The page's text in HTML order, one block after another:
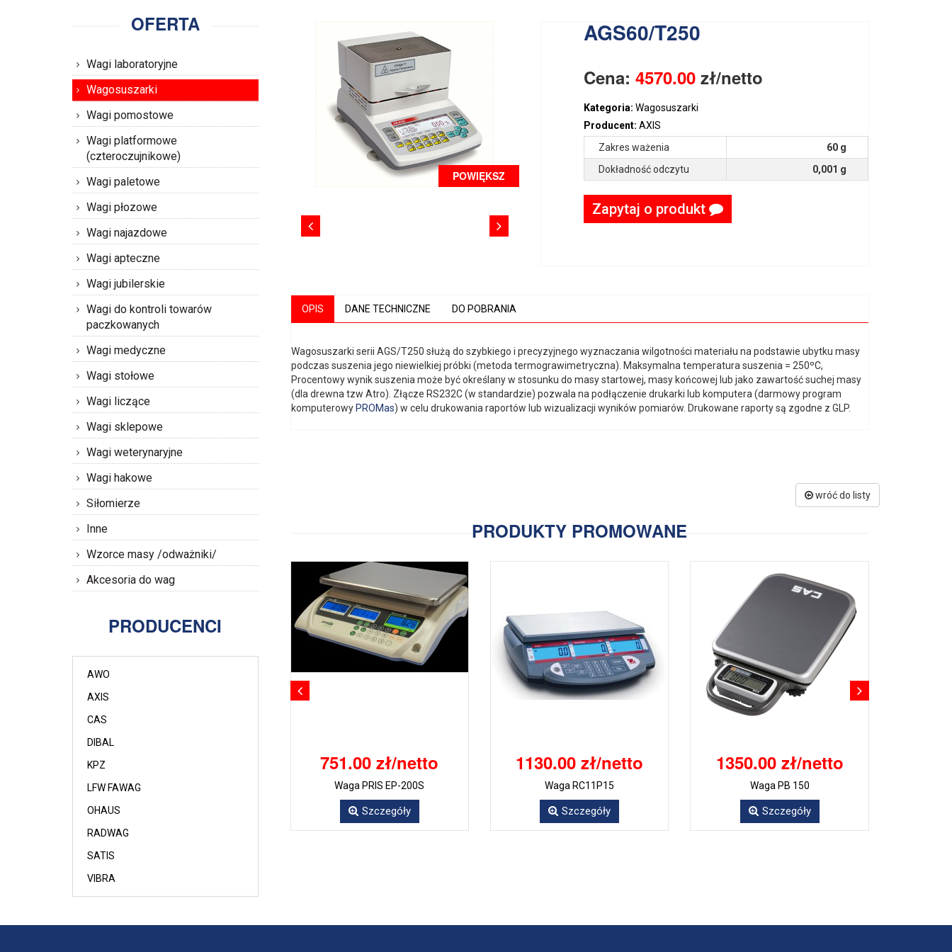
OFERTA
Wagi laboratoryjne
Wagosuszarki
Wagi pomostowe
Wagi platformowe
(czteroczujnikowe)
Wagi paletowe
Wagi płozowe
Wagi najazdowe
Wagi apteczne
Wagi jubilerskie
Wagi do kontroli towarów
paczkowanych
Wagi medyczne
Wagi stołowe
Wagi liczące
Wagi sklepowe
Wagi weterynaryjne
Wagi hakowe
Siłomierze
Inne
Wzorce masy /odważniki/
Akcesoria do wag
PRODUCENCI
AWO
AXIS
CAS
DIBAL
KPZ
LFW FAWAG
OHAUS
RADWAG
SATIS
VIBRA
POWIĘKSZ
AGS60/T250
Cena: 4570.00zł/netto
Kategoria: Wagosuszarki
Producent: AXIS
Zakres ważenia
60 g
Dokładność odczytu
0,001 g
Zapytaj o produkt
OPIS DANE TECHNICZNE DO POBRANIA
Wagosuszarki serii AGS/T250 służą do szybkiego i precyzyjnego wyznaczania wilgotności materiału na podstawie ubytku masy
podczas suszenia jego niewielkiej próbki (metoda termograwimetryczna). Maksymalna temperatura suszenia = 250ºC,
Procentowy wynik suszenia może być określany w stosunku do masy startowej, masy końcowej lub jako zawartość suchej masy
(dla drewna tzw Atro). Złącze RS232C (w standardzie) pozwala na podłączenie drukarki lub komputera (darmowy program
komputerowy PROMas) w celu drukowania raportów lub wizualizacji wyników pomiarów. Drukowane raporty są zgodne z GLP.
wróć do listy
PRODUKTY PROMOWANE
751.00 zł/netto
Waga PRIS EP-200S
Szczegóły
1130.00 zł/netto
Waga RC11P15
Szczegóły
1350.00 zł/netto
Waga PB 150
Szczegóły